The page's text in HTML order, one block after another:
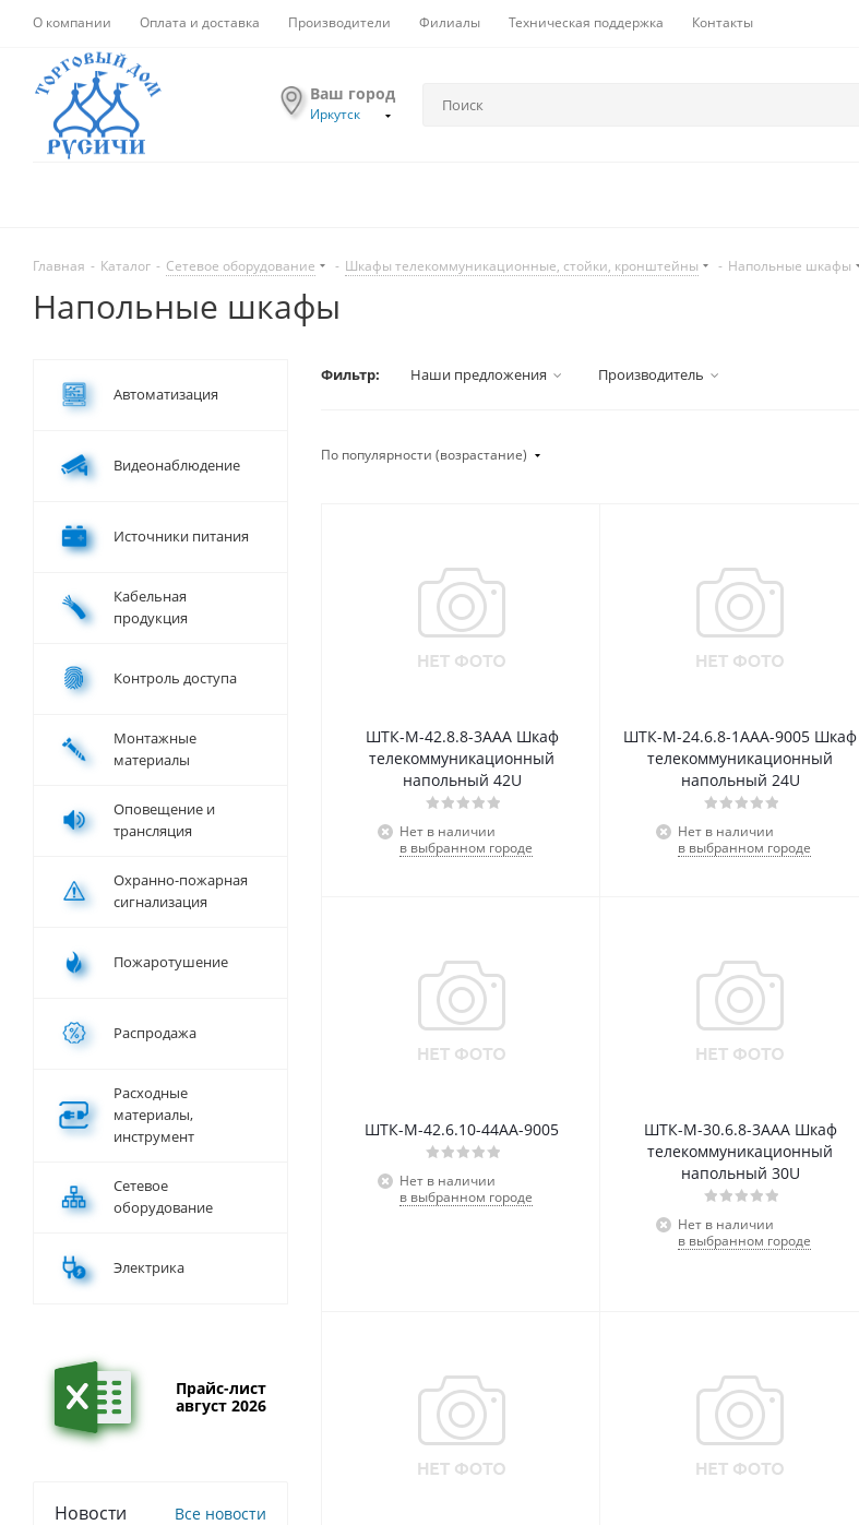
О компании Оплата и доставка Производители Филиалы Техническая поддержка Контакты
Ваш город
Иркутск
Главная - Каталог - Сетевое оборудование - Шкафы телекоммуникационные, стойки, кронштейны - Напольные шкафы
Напольные шкафы
Фильтр: Наши предложения Производитель
По популярности (возрастание)
ШТК-М-42.8.8-3ААА Шкаф
телекоммуникационный
напольный 42U
Нет в наличии
в выбранном городе
ШТК-М-24.6.8-1ААА-9005 Шкаф
телекоммуникационный
напольный 24U
Нет в наличии
в выбранном городе
ШТК-М-42.6.10-44АА-9005
Нет в наличии
в выбранном городе
ШТК-М-30.6.8-3ААА Шкаф
телекоммуникационный
напольный 30U
Нет в наличии
в выбранном городе
Автоматизация
Видеонаблюдение
Источники питания
Кабельная
продукция
Контроль доступа
Монтажные
материалы
Оповещение и
трансляция
Охранно-пожарная
сигнализация
Пожаротушение
Распродажа
Расходные
материалы,
инструмент
Сетевое
оборудование
Электрика
Прайс-лист
август 2026
Новости Все новости